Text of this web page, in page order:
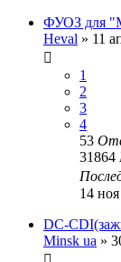
ФУОЗ для
Heval » 11
1
2
3
4
53
31864
14
DC-
Minsk ua »